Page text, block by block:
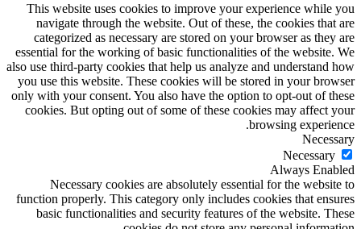
This website uses cookies to improve your experience while you
navigate through the website. Out of these, the cookies that are
categorized as necessary are stored on your browser as they are
essential for the working of basic functionalities of the website. We
also use third-party cookies that help us analyze and understand how
you use this website. These cookies will be stored in your browser
only with your consent. You also have the option to opt-out of these
cookies. But opting out of some of these cookies may affect your
browsing experience.
Necessary
Necessary
Always Enabled
Necessary cookies are absolutely essential for the website to
function properly. This category only includes cookies that ensures
basic functionalities and security features of the website. These